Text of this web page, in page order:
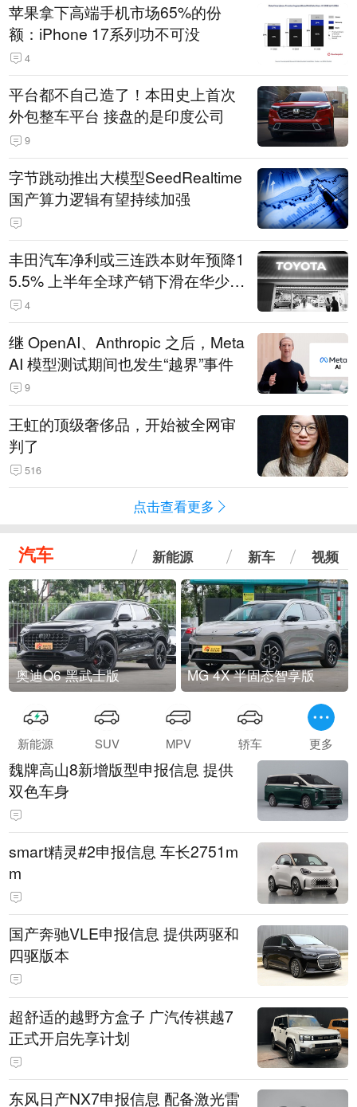
苹果拿下高端手机市场65%的份
额：iPhone 17系列功不可没
4
平台都不自己造了！本田史上首次
外包整车平台 接盘的是印度公司
9
字节跳动推出大模型SeedRealtime
国产算力逻辑有望持续加强
丰田汽车净利或三连跌本财年预降1
5.5% 上半年全球产销下滑在华少卖
14.3万辆
4
继 OpenAI、Anthropic 之后，Meta
AI 模型测试期间也发生“越界”事件
9
王虹的顶级奢侈品，开始被全网审
判了
516
点击查看更多
汽车 新能源 新车 视频
奥迪Q6 黑武士版 MG 4X 半固态智享版
新能源 SUV MPV 轿车 更多
魏牌高山8新增版型申报信息 提供
双色车身
smart精灵#2申报信息 车长2751m
m
国产奔驰VLE申报信息 提供两驱和
四驱版本
超舒适的越野方盒子 广汽传祺越7
正式开启先享计划
东风日产NX7申报信息 配备激光雷